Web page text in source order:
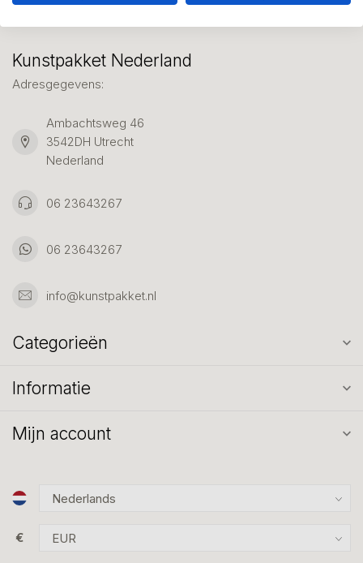
Kunstpakket Nederland
Adresgegevens:
Ambachtsweg 46
3542DH Utrecht
Nederland
06 23643267
06 23643267
info@kunstpakket.nl
Categorieën
Informatie
Mijn account
€